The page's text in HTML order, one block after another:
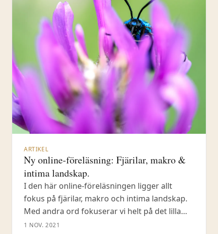
ARTIKEL
Ny online-föreläsning: Fjärilar, makro &
intima landskap.
I den här online-föreläsningen ligger allt
fokus på fjärilar, makro och intima landskap.
Med andra ord fokuserar vi helt på det lilla
perspektivet. Jag kommer att berätta om
1 NOV. 2021